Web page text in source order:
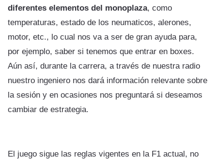
diferentes elementos del monoplaza, como
temperaturas, estado de los neumaticos, alerones,
motor, etc., lo cual nos va a ser de gran ayuda para,
por ejemplo, saber si tenemos que entrar en boxes.
Aún así, durante la carrera, a través de nuestra radio
nuestro ingeniero nos dará información relevante sobre
la sesión y en ocasiones nos preguntará si deseamos
cambiar de estrategia.
El juego sigue las reglas vigentes en la F1 actual, no